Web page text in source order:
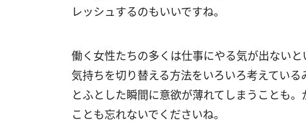
レッシュするのもいいですね。
働く女性たちの多くは仕事にやる気が出ない
気持ちを切り替える方法をいろいろ考えてい
とふとした瞬間に意欲が薄れてしまうことも
ことも忘れないでくださいね。